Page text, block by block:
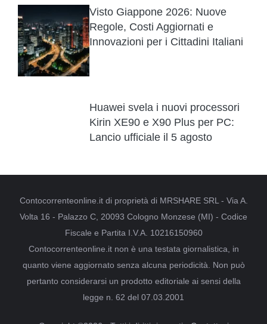
Visto Giappone 2026: Nuove
Regole, Costi Aggiornati e
Innovazioni per i Cittadini Italiani
Huawei svela i nuovi processori
Kirin XE90 e X90 Plus per PC:
Lancio ufficiale il 5 agosto
Contocorrenteonline.it di proprietà di MRSHARE SRL - Via A.
Volta 16 - Palazzo C, 20093 Cologno Monzese (MI) - Codice
Fiscale e Partita I.V.A. 10216150960
Contocorrenteonline.it non è una testata giornalistica, in
quanto viene aggiornato senza alcuna periodicità. Non può
pertanto considerarsi un prodotto editoriale ai sensi della
legge n. 62 del 07.03.2001